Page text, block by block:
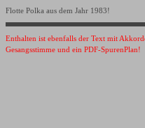
Flotte Polka aus dem Jahr 1983!
Enthalten ist ebenfalls der Text mit
Gesangsstimme und ein PDF-SpurenPlan!